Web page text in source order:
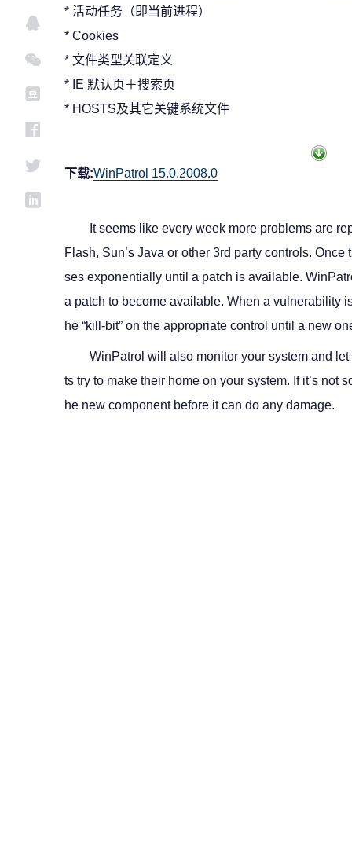
* 活动任务（即当前进程）
* Cookies
* 文件类型关联定义
* IE 默认页＋搜索页
* HOSTS及其它关键系统文件
下载:WinPatrol 15.0.2008.0
It seems like every week more problems are
Flash, Sun’s Java or other 3rd party controls.
ses exponentially until a patch is available.
a patch to become available. When a vulnerability
he “kill-bit” on the appropriate control until a new
WinPatrol will also monitor your system and
ts try to make their home on your system. If it’s not
he new component before it can do any damage.